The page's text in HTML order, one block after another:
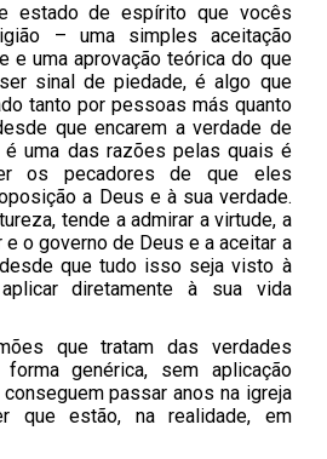
estado de espírito que vocês
– uma simples aceitação
e uma aprovação teórica do que
sinal de piedade, é algo que
tanto por pessoas más quanto
que encarem a verdade de
é uma das razões pelas quais é
os pecadores de que eles
a Deus e à sua verdade.
tende a admirar a virtude, a
e o governo de Deus e a aceitar a
que tudo isso seja visto à
diretamente à sua vida
que tratam das verdades
genérica, sem aplicação
passar anos na igreja
que estão, na realidade, em